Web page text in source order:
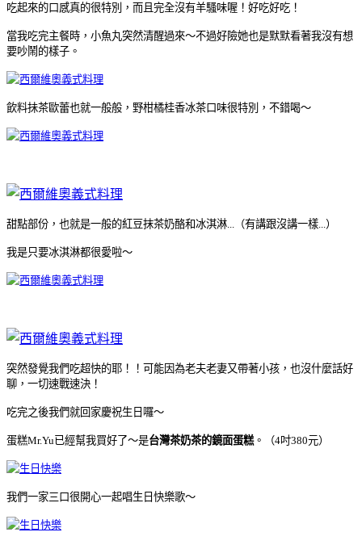
吃起來的口感真的很特別，而且完全沒有羊騷味喔！好吃好吃！
當我吃完主餐時，小魚丸突然清醒過來～不過好險她也是默默看著我沒有想
要吵鬧的樣子。
飲料抺茶歐蕾也就一般般，野柑橘桂香冰茶口味很特別，不錯喝～
甜點部份，也就是一般的紅豆抹茶奶酪和冰淇淋...（有講跟沒講一樣...）
我是只要冰淇淋都很愛啦～
突然發覺我們吃超快的耶！！可能因為老夫老妻又帶著小孩，也沒什麼話好
聊，一切速戰速決！
吃完之後我們就回家慶祝生日囉～
蛋糕Mr.Yu已經幫我買好了～是台灣茶奶茶的鏡面蛋糕。（4吋380元）
我們一家三口很開心一起唱生日快樂歌～